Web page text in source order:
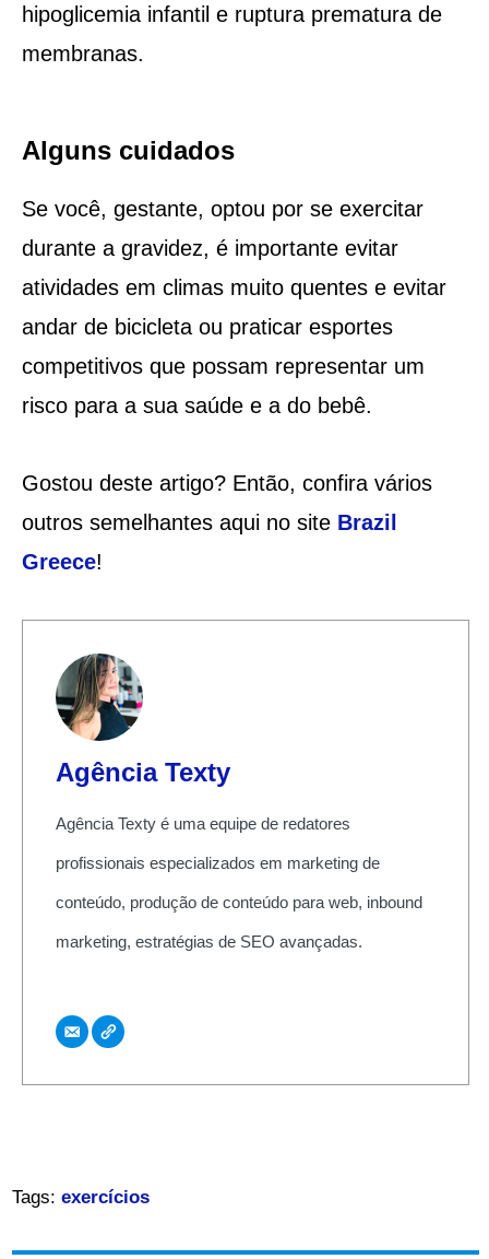
hipoglicemia infantil e ruptura prematura de
membranas.
Alguns cuidados
Se você, gestante, optou por se exercitar
durante a gravidez, é importante evitar
atividades em climas muito quentes e evitar
andar de bicicleta ou praticar esportes
competitivos que possam representar um
risco para a sua saúde e a do bebê.
Gostou deste artigo? Então, confira vários
outros semelhantes aqui no site Brazil
Greece!
Agência Texty
Agência Texty é uma equipe de redatores
profissionais especializados em marketing de
conteúdo, produção de conteúdo para web, inbound
marketing, estratégias de SEO avançadas.
Tags: exercícios